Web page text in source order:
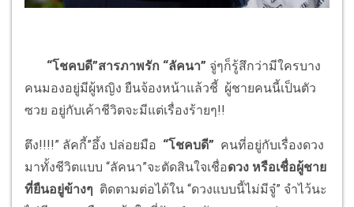
“โชคบดี”สารภาพรัก “ลัคนา” จู่ๆก็รู้สึกว่ามีใครบาง
คนมองอยู่มีผู้หญิง ยืนจ้องหน้าแล้วชี้ ผู้ชายคนนี้เป็นตัว
ซวย อยู่กับเค้าชีวิตจะมีแต่เรื่องร้ายๆ!!
ตึง!!!!” ลัคกี้”อึ้ง ปล่อยมือ “โชคบดี” คนที่อยู่กับเรื่องดวง
มาทั้งชีวิตแบบ “ลัคนา”จะตัดสินใจเชื่อดวง หรือเชื่อผู้ชาย
ที่ยืนอยู่ข้างๆ ติดตามต่อได้ใน “ดวงแบบนี้ไม่มีจู๋” จำไว้นะ